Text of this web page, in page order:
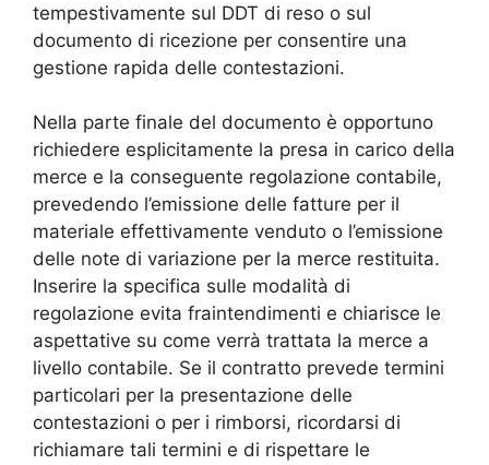
tempestivamente sul DDT di reso o sul
documento di ricezione per consentire una
gestione rapida delle contestazioni.
Nella parte finale del documento è opportuno
richiedere esplicitamente la presa in carico della
merce e la conseguente regolazione contabile,
prevedendo l’emissione delle fatture per il
materiale effettivamente venduto o l’emissione
delle note di variazione per la merce restituita.
Inserire la specifica sulle modalità di
regolazione evita fraintendimenti e chiarisce le
aspettative su come verrà trattata la merce a
livello contabile. Se il contratto prevede termini
particolari per la presentazione delle
contestazioni o per i rimborsi, ricordarsi di
richiamare tali termini e di rispettare le